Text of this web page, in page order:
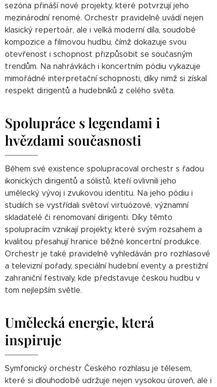
sezóna přináší nové projekty, které potvrzují jeho
mezinárodní renomé. Orchestr pravidelně uvádí nejen
klasický repertoár, ale i velká moderní díla, soudobé
kompozice a filmovou hudbu, čímž dokazuje svou
otevřenost i schopnost přizpůsobit se současným
trendům. Na nahrávkách i koncertním pódiu vykazuje
mimořádné interpretační schopnosti, díky nimž si získal
respekt dirigentů a hudebníků z celého světa.
Spolupráce s legendami i
hvězdami současnosti
Během své existence spolupracoval orchestr s řadou
ikonických dirigentů a sólistů, kteří ovlivnili jeho
umělecký vývoj i zvukovou identitu. Na jeho pódiu i
studiích se vystřídali světoví virtuózové, významní
skladatelé či renomovaní dirigenti. Díky těmto
spolupracím vznikají projekty, které svým rozsahem a
kvalitou přesahují hranice běžné koncertní produkce.
Orchestr je také pravidelně vyhledáván pro rozhlasové
a televizní pořady, speciální hudební eventy a prestižní
zahraniční festivaly, kde představuje českou hudbu v
tom nejlepším světle.
Umělecká energie, která
inspiruje
Symfonický orchestr Českého rozhlasu je tělesem,
které si dlouhodobě udržuje nejen vysokou úroveň, ale i